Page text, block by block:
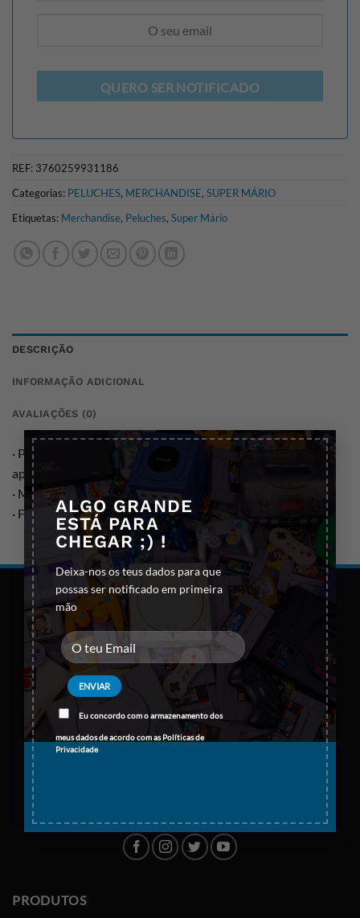
ALGO GRANDE
ESTÁ PARA
CHEGAR ;) !
Deixa-nos os teus dados para que
possas ser notificado em primeira
mão
Eu concordo com o armazenamento dos
meus dados de acordo com asPolíticas de
Privacidade
×
QUERO SER NOTIFICADO
REF: 3760259931186
Categorias: PELUCHES, MERCHANDISE, SUPER MÁRIO
Etiquetas: Merchandise, Peluches, Super Mário
DESCRIÇÃO
INFORMAÇÃO ADICIONAL
AVALIAÇÕES (0)
· Peluche dos personagens Mario e Yoshi com
aproximadamente 21 cm de altura.
· Medidas: L 11 x P 14 x A 21 cm
· Fabricado pela San-ei com licença oficial da Nintendo.
PRODUTOS